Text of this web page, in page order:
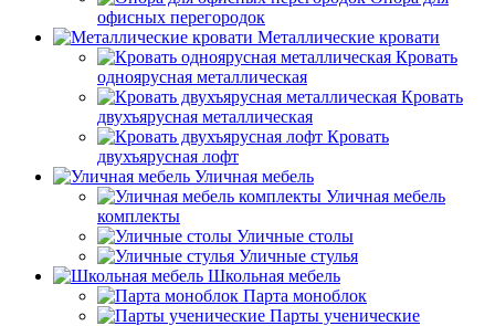
офисных перегородок
Металлические кровати
Кровать
одноярусная металлическая
Кровать
двухъярусная металлическая
Кровать
двухъярусная лофт
Уличная мебель
Уличная мебель
комплекты
Уличные столы
Уличные стулья
Школьная мебель
Парта моноблок
Парты ученические